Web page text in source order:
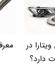
در
دارد؟